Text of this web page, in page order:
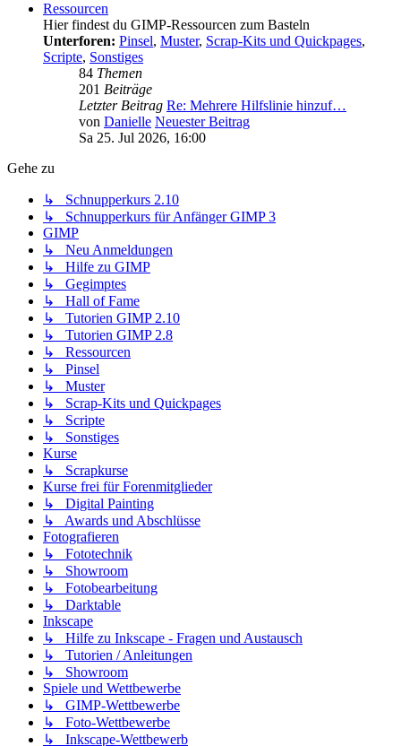
Ressourcen
Hier findest du GIMP-Ressourcen zum Basteln
Unterforen: Pinsel, Muster, Scrap-Kits und Quickpages,
Scripte, Sonstiges
84 Themen
201 Beiträge
Letzter Beitrag Re: Mehrere Hilfslinie hinzuf…
von Danielle Neuester Beitrag
Sa 25. Jul 2026, 16:00
Gehe zu
↳ Schnupperkurs 2.10
↳ Schnupperkurs für Anfänger GIMP 3
GIMP
↳ Neu Anmeldungen
↳ Hilfe zu GIMP
↳ Gegimptes
↳ Hall of Fame
↳ Tutorien GIMP 2.10
↳ Tutorien GIMP 2.8
↳ Ressourcen
↳ Pinsel
↳ Muster
↳ Scrap-Kits und Quickpages
↳ Scripte
↳ Sonstiges
Kurse
↳ Scrapkurse
Kurse frei für Forenmitglieder
↳ Digital Painting
↳ Awards und Abschlüsse
Fotografieren
↳ Fototechnik
↳ Showroom
↳ Fotobearbeitung
↳ Darktable
Inkscape
↳ Hilfe zu Inkscape - Fragen und Austausch
↳ Tutorien / Anleitungen
↳ Showroom
Spiele und Wettbewerbe
↳ GIMP-Wettbewerbe
↳ Foto-Wettbewerbe
↳ Inkscape-Wettbewerb